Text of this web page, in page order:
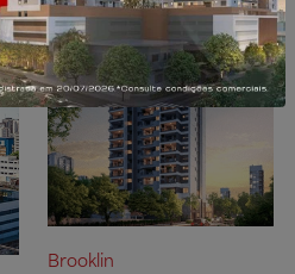
Brooklin